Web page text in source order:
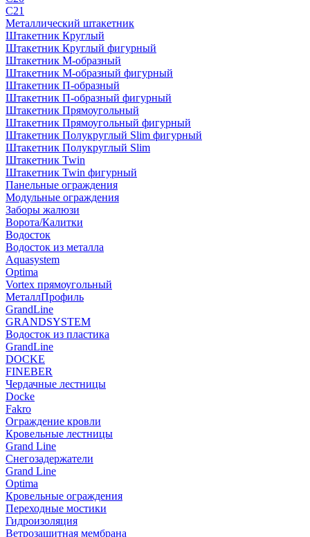
С21
Металлический штакетник
Штакетник Круглый
Штакетник Круглый фигурный
Штакетник М-образный
Штакетник М-образный фигурный
Штакетник П-образный
Штакетник П-образный фигурный
Штакетник Прямоугольный
Штакетник Прямоугольный фигурный
Штакетник Полукруглый Slim фигурный
Штакетник Полукруглый Slim
Штакетник Twin
Штакетник Twin фигурный
Панельные ограждения
Модульные ограждения
Заборы жалюзи
Ворота/Калитки
Водосток
Водосток из металла
Aquasystem
Optima
Vortex прямоугольный
МеталлПрофиль
GrandLine
GRANDSYSTEM
Водосток из пластика
GrandLine
DOCKE
FINEBER
Чердачные лестницы
Docke
Fakro
Ограждение кровли
Кровельные лестницы
Grand Line
Снегозадержатели
Grand Line
Optima
Кровельные ограждения
Переходные мостики
Гидроизоляция
Ветрозащитная мембрана